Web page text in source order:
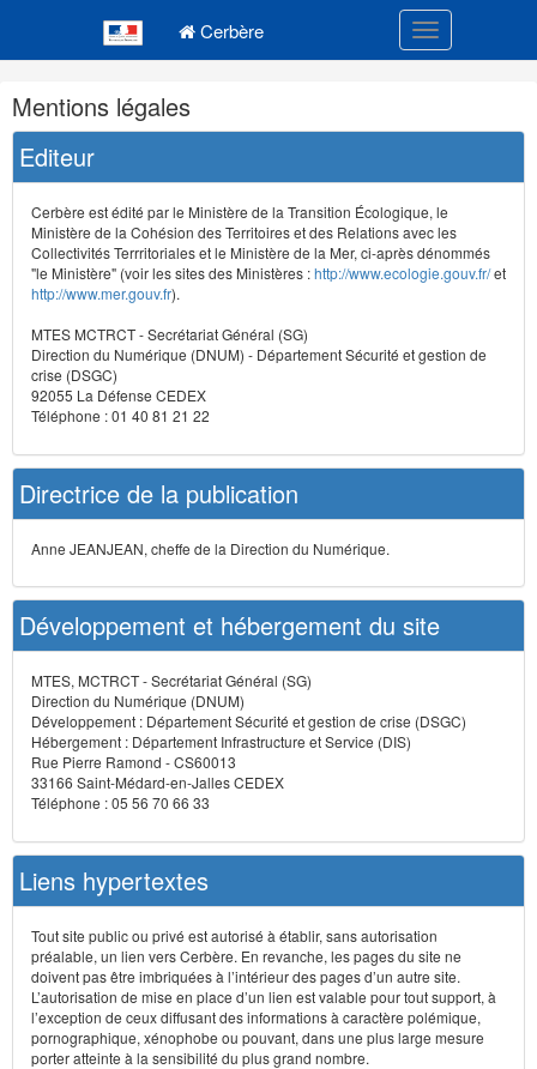
Cerbère Toggle
Navigation
et
outils
annexes
Mentions légales
Editeur
Cerbère est édité par le Ministère de la Transition Écologique, le
Ministère de la Cohésion des Territoires et des Relations avec les
Collectivités Terrritoriales et le Ministère de la Mer, ci-après dénommés
"le Ministère" (voir les sites des Ministères :http://www.ecologie.gouv.fr/et
http://www.mer.gouv.fr).
MTES MCTRCT - Secrétariat Général (SG)
Direction du Numérique (DNUM) - Département Sécurité et gestion de
crise (DSGC)
92055 La Défense CEDEX
Téléphone : 01 40 81 21 22
Directrice de la publication
Anne JEANJEAN, cheffe de la Direction du Numérique.
Développement et hébergement du site
MTES, MCTRCT - Secrétariat Général (SG)
Direction du Numérique (DNUM)
Développement : Département Sécurité et gestion de crise (DSGC)
Hébergement : Département Infrastructure et Service (DIS)
Rue Pierre Ramond - CS60013
33166 Saint-Médard-en-Jalles CEDEX
Téléphone : 05 56 70 66 33
Liens hypertextes
Tout site public ou privé est autorisé à établir, sans autorisation
préalable, un lien vers Cerbère. En revanche, les pages du site ne
doivent pas être imbriquées à l’intérieur des pages d’un autre site.
L’autorisation de mise en place d’un lien est valable pour tout support, à
l’exception de ceux diffusant des informations à caractère polémique,
pornographique, xénophobe ou pouvant, dans une plus large mesure
porter atteinte à la sensibilité du plus grand nombre.